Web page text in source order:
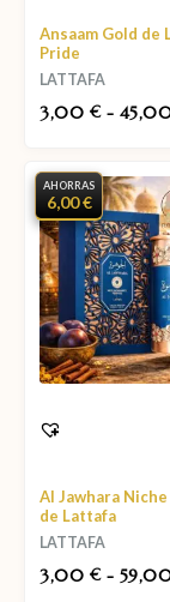
Ansaam Gold de
Pride
LATTAFA
3,00 € -
AHORRAS
6,00 €
Al Jawhara
de Lattafa
LATTAFA
3,00 € -